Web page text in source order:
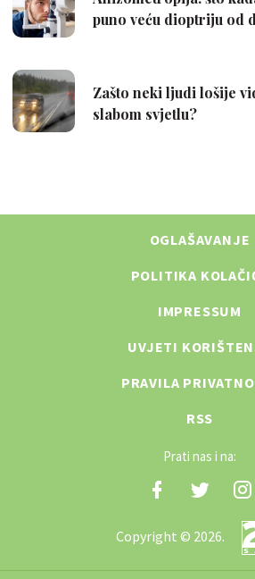
OGLAŠAVANJE
POLITIKA
IMPRESSUM
UVJETI
PRAVILA
RSS
Prati nas i na:
Copyright © 2026.